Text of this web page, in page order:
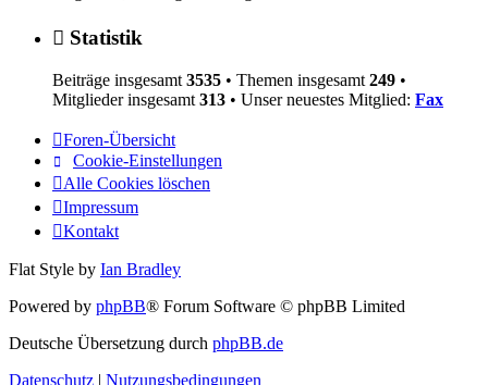
Statistik
Beiträge insgesamt 3535 • Themen insgesamt 249 •
Mitglieder insgesamt 313 • Unser neuestes Mitglied: Fax
Foren-Übersicht
Cookie-Einstellungen
Alle Cookies löschen
Impressum
Kontakt
Flat Style by Ian Bradley
Powered by phpBB® Forum Software © phpBB Limited
Deutsche Übersetzung durch phpBB.de
Datenschutz | Nutzungsbedingungen